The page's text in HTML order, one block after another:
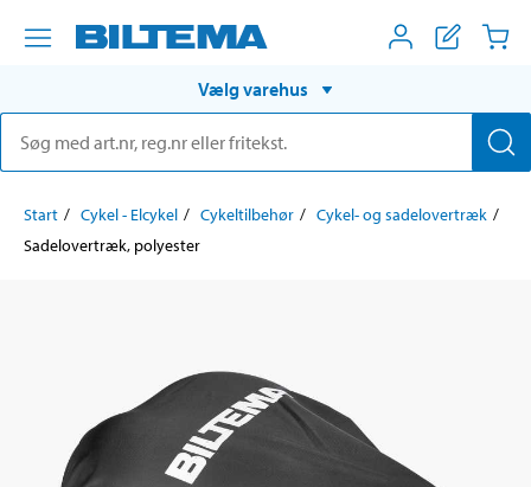
Vælg varehus
Start Cykel - Elcykel Cykeltilbehør
Cykel- og sadelovertræk
Sadelovertræk, polyester